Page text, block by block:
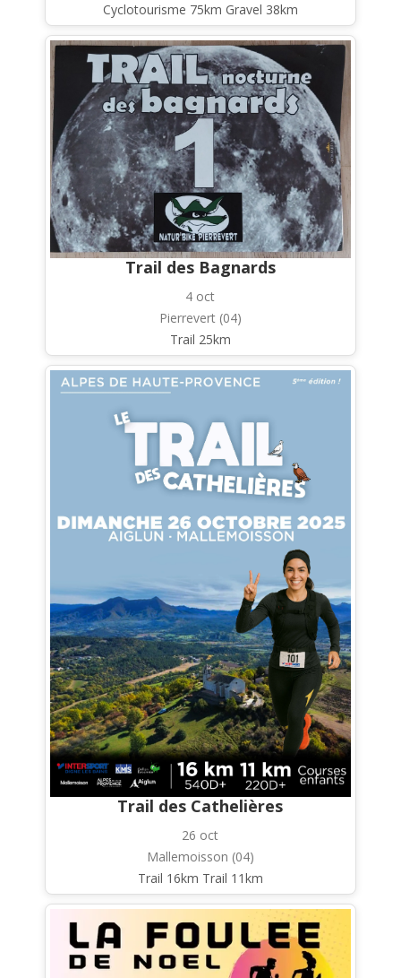
Cyclotourisme 75km Gravel 38km
Trail des Bagnards
4 oct
Pierrevert (04)
Trail 25km
Trail des Cathelières
26 oct
Mallemoisson (04)
Trail 16km Trail 11km